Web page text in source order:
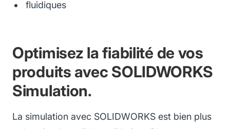
fluidiques
Optimisez la fiabilité de vos
produits avec SOLIDWORKS
Simulation.
La simulation avec SOLIDWORKS est bien plus